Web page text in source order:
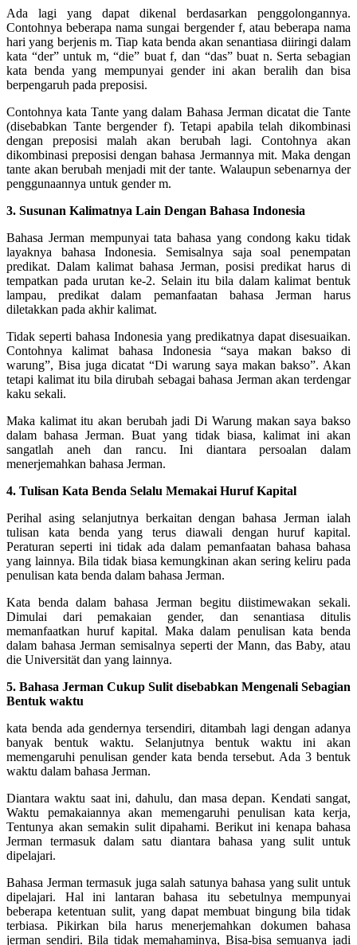
Ada lagi yang dapat dikenal berdasarkan penggolongannya.
Contohnya beberapa nama sungai bergender f, atau beberapa nama
hari yang berjenis m. Tiap kata benda akan senantiasa diiringi dalam
kata “der” untuk m, “die” buat f, dan “das” buat n. Serta sebagian
kata benda yang mempunyai gender ini akan beralih dan bisa
berpengaruh pada preposisi.
Contohnya kata Tante yang dalam Bahasa Jerman dicatat die Tante
(disebabkan Tante bergender f). Tetapi apabila telah dikombinasi
dengan preposisi malah akan berubah lagi. Contohnya akan
dikombinasi preposisi dengan bahasa Jermannya mit. Maka dengan
tante akan berubah menjadi mit der tante. Walaupun sebenarnya der
penggunaannya untuk gender m.
3. Susunan Kalimatnya Lain Dengan Bahasa Indonesia
Bahasa Jerman mempunyai tata bahasa yang condong kaku tidak
layaknya bahasa Indonesia. Semisalnya saja soal penempatan
predikat. Dalam kalimat bahasa Jerman, posisi predikat harus di
tempatkan pada urutan ke-2. Selain itu bila dalam kalimat bentuk
lampau, predikat dalam pemanfaatan bahasa Jerman harus
diletakkan pada akhir kalimat.
Tidak seperti bahasa Indonesia yang predikatnya dapat disesuaikan.
Contohnya kalimat bahasa Indonesia “saya makan bakso di
warung”, Bisa juga dicatat “Di warung saya makan bakso”. Akan
tetapi kalimat itu bila dirubah sebagai bahasa Jerman akan terdengar
kaku sekali.
Maka kalimat itu akan berubah jadi Di Warung makan saya bakso
dalam bahasa Jerman. Buat yang tidak biasa, kalimat ini akan
sangatlah aneh dan rancu. Ini diantara persoalan dalam
menerjemahkan bahasa Jerman.
4. Tulisan Kata Benda Selalu Memakai Huruf Kapital
Perihal asing selanjutnya berkaitan dengan bahasa Jerman ialah
tulisan kata benda yang terus diawali dengan huruf kapital.
Peraturan seperti ini tidak ada dalam pemanfaatan bahasa bahasa
yang lainnya. Bila tidak biasa kemungkinan akan sering keliru pada
penulisan kata benda dalam bahasa Jerman.
Kata benda dalam bahasa Jerman begitu diistimewakan sekali.
Dimulai dari pemakaian gender, dan senantiasa ditulis
memanfaatkan huruf kapital. Maka dalam penulisan kata benda
dalam bahasa Jerman semisalnya seperti der Mann, das Baby, atau
die Universität dan yang lainnya.
5. Bahasa Jerman Cukup Sulit disebabkan Mengenali Sebagian
Bentuk waktu
kata benda ada gendernya tersendiri, ditambah lagi dengan adanya
banyak bentuk waktu. Selanjutnya bentuk waktu ini akan
memengaruhi penulisan gender kata benda tersebut. Ada 3 bentuk
waktu dalam bahasa Jerman.
Diantara waktu saat ini, dahulu, dan masa depan. Kendati sangat,
Waktu pemakaiannya akan memengaruhi penulisan kata kerja,
Tentunya akan semakin sulit dipahami. Berikut ini kenapa bahasa
Jerman termasuk dalam satu diantara bahasa yang sulit untuk
dipelajari.
Bahasa Jerman termasuk juga salah satunya bahasa yang sulit untuk
dipelajari. Hal ini lantaran bahasa itu sebetulnya mempunyai
beberapa ketentuan sulit, yang dapat membuat bingung bila tidak
terbiasa. Pikirkan bila harus menerjemahkan dokumen bahasa
jerman sendiri. Bila tidak memahaminya, Bisa-bisa semuanya jadi